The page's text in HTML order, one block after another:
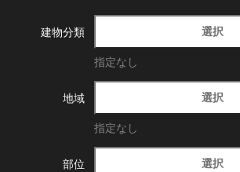
建物分類 選択
指定なし
地域 選択
指定なし
部位 選択